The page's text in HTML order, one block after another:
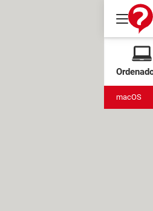
macOS